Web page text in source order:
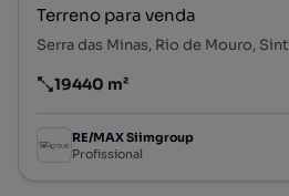
Terreno para venda
Serra das Minas, Rio de Mouro,
Preço por metro quadrado
19440 m²
RE/MAX Siimgroup
Profissional